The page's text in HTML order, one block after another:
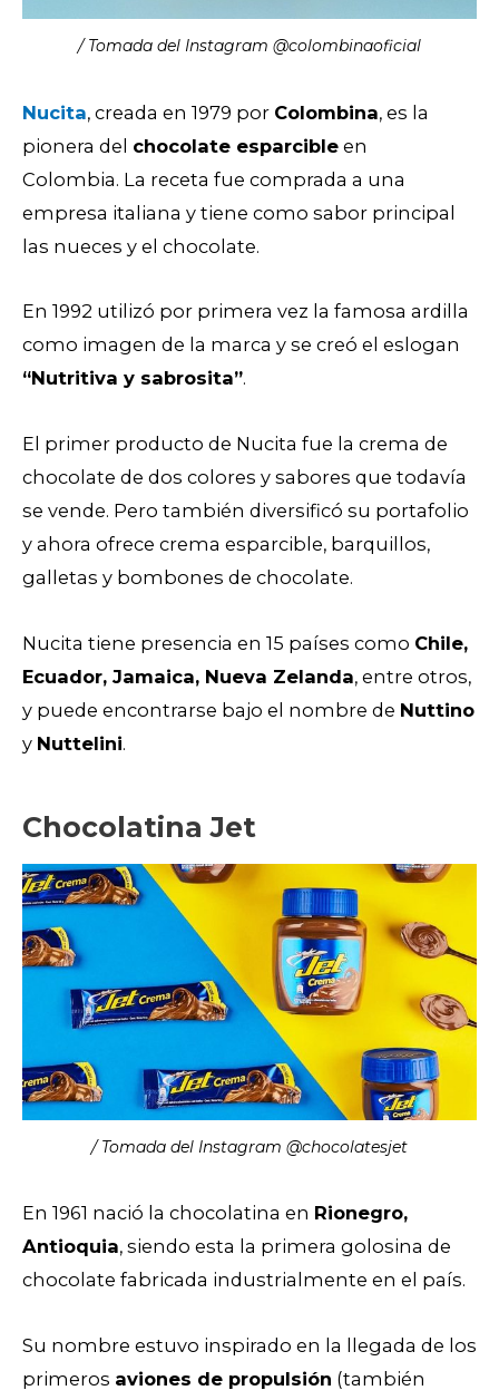
/ Tomada del Instagram @colombinaoficial
Nucita, creada en 1979 por Colombina, es la
pionera del chocolate esparcible en
Colombia. La receta fue comprada a una
empresa italiana y tiene como sabor principal
las nueces y el chocolate.
En 1992 utilizó por primera vez la famosa ardilla
como imagen de la marca y se creó el eslogan
“Nutritiva y sabrosita”.
El primer producto de Nucita fue la crema de
chocolate de dos colores y sabores que todavía
se vende. Pero también diversificó su portafolio
y ahora ofrece crema esparcible, barquillos,
galletas y bombones de chocolate.
Nucita tiene presencia en 15 países como Chile,
Ecuador, Jamaica, Nueva Zelanda, entre otros,
y puede encontrarse bajo el nombre de Nuttino
y Nuttelini.
Chocolatina Jet
/ Tomada del Instagram @chocolatesjet
En 1961 nació la chocolatina en Rionegro,
Antioquia, siendo esta la primera golosina de
chocolate fabricada industrialmente en el país.
Su nombre estuvo inspirado en la llegada de los
primeros aviones de propulsión (también